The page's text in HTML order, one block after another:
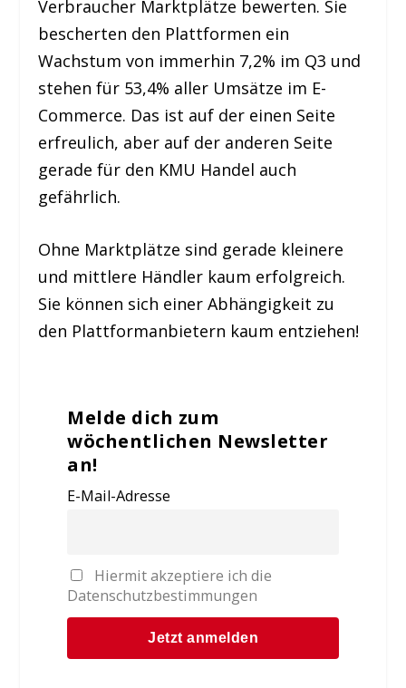
Verbraucher Marktplätze bewerten. Sie
bescherten den Plattformen ein
Wachstum von immerhin 7,2% im Q3 und
stehen für 53,4% aller Umsätze im E-
Commerce. Das ist auf der einen Seite
erfreulich, aber auf der anderen Seite
gerade für den KMU Handel auch
gefährlich.
Ohne Marktplätze sind gerade kleinere
und mittlere Händler kaum erfolgreich.
Sie können sich einer Abhängigkeit zu
den Plattformanbietern kaum entziehen!
Melde dich zum
wöchentlichen Newsletter
an!
E-Mail-Adresse
Hiermit akzeptiere ich die
Datenschutzbestimmungen